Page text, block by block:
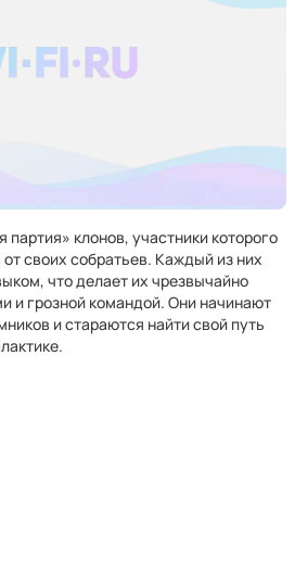
клонов, участники которого
своих собратьев. Каждый из них
что делает их чрезвычайно
и грозной командой. Они начинают
и стараются найти свой путь